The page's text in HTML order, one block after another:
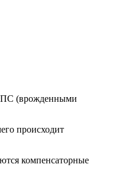
ВПС (врожденными
происходит
компенсаторные